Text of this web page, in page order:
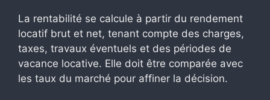
La rentabilité se calcule à partir du rendement
locatif brut et net, tenant compte des charges,
taxes, travaux éventuels et des périodes de
vacance locative. Elle doit être comparée avec
les taux du marché pour affiner la décision.